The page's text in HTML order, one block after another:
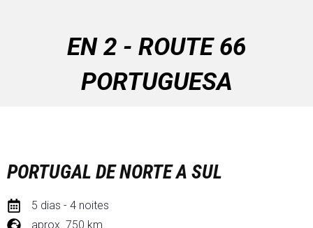
EN 2 - ROUTE 66
PORTUGUESA
PORTUGAL DE NORTE A SUL
5 dias - 4 noites
aprox. 750 km